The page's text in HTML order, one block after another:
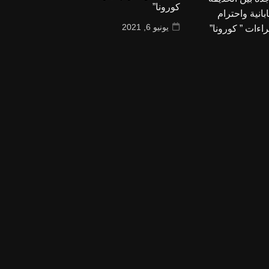
كورونا”
يونيو 6, 2021